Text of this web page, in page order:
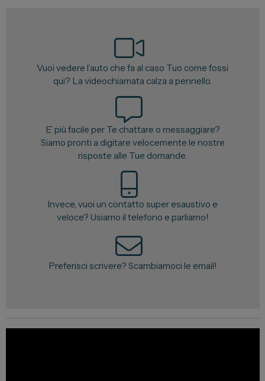
Auto Usate e Km Zero
Vendi la tua auto
Soluzioni Business
Vuoi vedere l’auto che fa al caso Tuo come fossi
qui? La videochiamata calza a pennello.
E’ più facile per Te chattare o messaggiare?
Siamo pronti a digitare velocemente le nostre
risposte alle Tue domande.
Invece, vuoi un contatto super esaustivo e
veloce? Usiamo il telefono e parliamo!
Preferisci scrivere? Scambiamoci le email!